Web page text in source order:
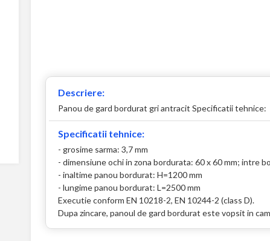
Descriere:
Panou de gard bordurat gri antracit Specificatii tehnice:
Specificatii tehnice:
- grosime sarma: 3,7 mm
- dimensiune ochi in zona bordurata: 60 x 60 mm; intre
- inaltime panou bordurat: H=1200 mm
- lungime panou bordurat: L=2500 mm
Executie conform EN 10218-2, EN 10244-2 (class D).
Dupa zincare, panoul de gard bordurat este vopsit in